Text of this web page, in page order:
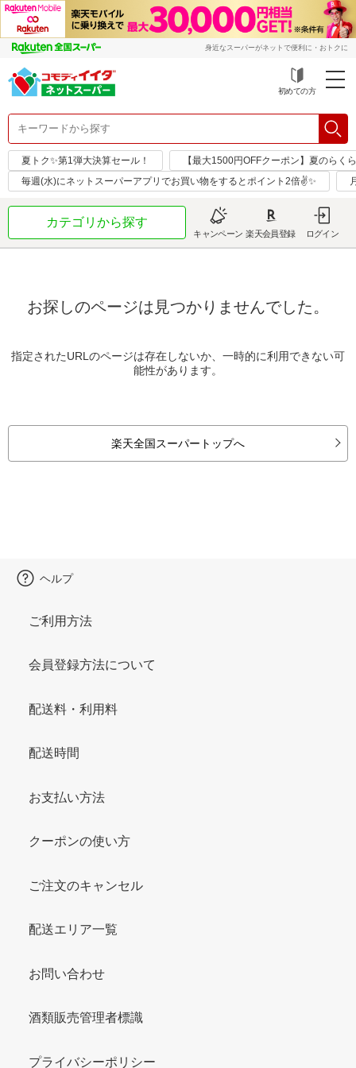
身近なスーパーがネットで便利に・おトクに
初めての方
夏トク✨第1弾大決算セール！
【最大1500円OFFクーポン】夏のらく
毎週(水)にネットスーパーアプリでお買い物をするとポイント2倍✌✨
カテゴリから探す
キャンペーン 楽天会員登録 ログイン
お探しのページは見つかりませんでした。
指定されたURLのページは存在しないか、一時的に利用できない可
能性があります。
楽天全国スーパートップへ
ヘルプ
ご利用方法
会員登録方法について
配送料・利用料
配送時間
お支払い方法
クーポンの使い方
ご注文のキャンセル
配送エリア一覧
お問い合わせ
酒類販売管理者標識
プライバシーポリシー